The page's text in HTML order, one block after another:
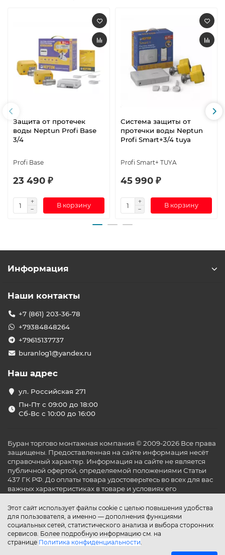
Защита от протечек
воды Neptun Profi Base
3/4
Profi Base
23 490 ₽
В корзину
Система защиты от
протечки воды Neptun
Profi Smart+3/4 tuya
Profi Smart+ TUYA
45 990 ₽
В корзину
Этот сайт использует файлы cookie с целью повышения удобства
для пользователя, а именно — дополнения функциями
социальных сетей, статистического анализа и выбора сторонних
сервисов. Более подробную информацию см. на
странице Политика конфиденциальности.
Информация
Наши контакты
+7 (861) 203-36-78
+79384848264
+79615137737
buranlog1@yandex.ru
Наш адрес
ул. Российская 271
Пн-Пт с 09:00 до 18:00
Сб-Вс с 10:00 до 16:00
Буран торгово монтажная компания © 2009-2026 Все права
защищены. Предоставленная на сайте информация несёт
справочный характер. Информация на сайте не является
публичной офертой, определяемой положениями Статьи
437 ГК РФ. До оплаты товара удостоверьтесь во всех для вас
важных характеристиках в товаре и условиях его